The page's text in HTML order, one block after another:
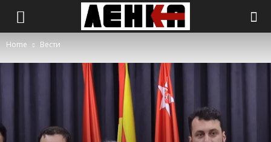
Home Вести